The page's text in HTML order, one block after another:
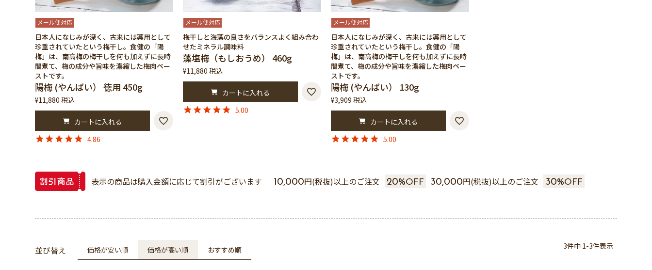
メール便対応
日本人になじみが深く、古来には薬用として
珍重されていたという梅干し。食健の「陽
梅」は、南高梅の梅干しを何も加えずに長時
間煮て、梅の成分や旨味を濃縮した梅肉ペー
ストです。
陽梅 (やんばい） 徳用 450g
¥11,880 税込
カートに入れる
4.86
メール便対応
梅干しと海藻の良さをバランスよく組み合わ
せたミネラル調味料
藻塩梅（もしおうめ） 460g
¥11,880 税込
カートに入れる
5.00
メール便対応
日本人になじみが深く、古来には薬用として
珍重されていたという梅干し。食健の「陽
梅」は、南高梅の梅干しを何も加えずに長時
間煮て、梅の成分や旨味を濃縮した梅肉ペー
ストです。
陽梅 (やんばい） 130g
¥3,909 税込
カートに入れる
5.00
表示の商品は購入金額に応じて割引がございます 10,000円(税抜)以上のご注文 20%OFF 30,000円(税抜)以上のご注文 30%OFF
並び替え 価格が安い順 価格が高い順 おすすめ順 3件中 1-3件表示